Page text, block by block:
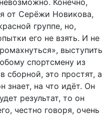
от Серёжи Новикова,
группе, но,
его не взять. И не
выступить
спортсмену из
сборной, это простят, а
знает, на что идёт. Он
результат, то он
честно говоря, очень